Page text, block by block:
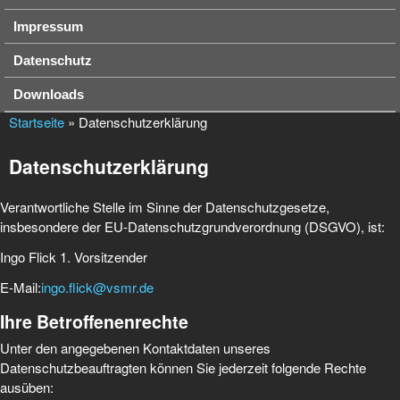
Impressum
Datenschutz
Downloads
Startseite » Datenschutzerklärung
Datenschutzerklärung
Verantwortliche Stelle im Sinne der Datenschutzgesetze,
insbesondere der EU-Datenschutzgrundverordnung (DSGVO), ist:
Ingo Flick 1. Vorsitzender
E-Mail:ingo.flick@vsmr.de
Ihre Betroffenenrechte
Unter den angegebenen Kontaktdaten unseres
Datenschutzbeauftragten können Sie jederzeit folgende Rechte
ausüben: